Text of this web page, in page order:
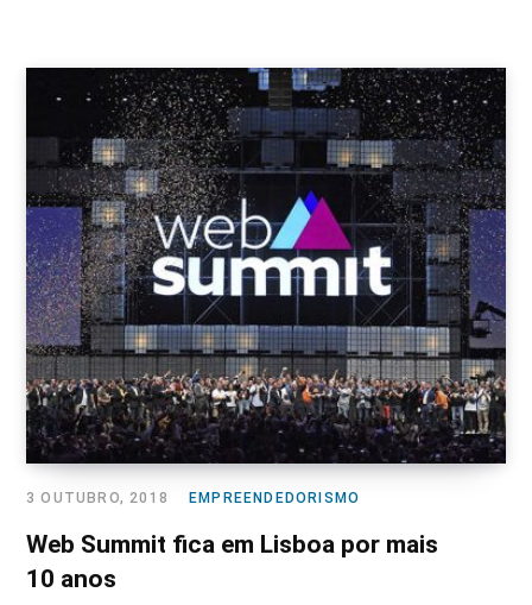
EMPREENDEDORISMO
3 OUTUBRO, 2018
Web Summit fica em Lisboa por mais
10 anos